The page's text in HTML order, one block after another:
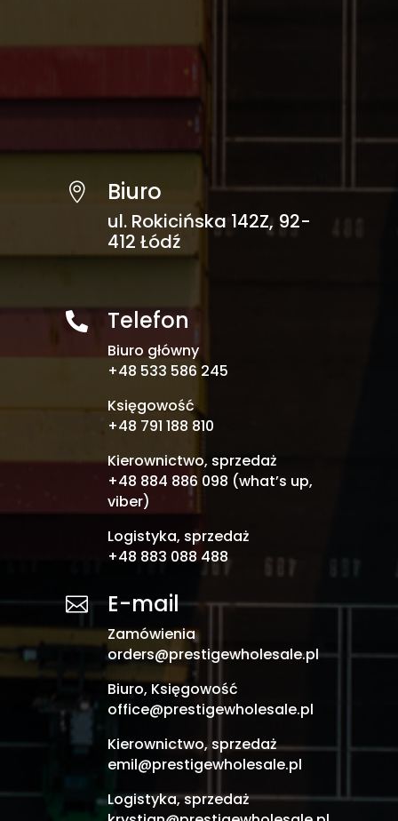
 Biuro
ul. Rokicińska 142Z, 92-
412 Łódź
 Telefon
Biuro główny
+48 533 586 245
Księgowość
+48 791 188 810
Kierownictwo, sprzedaż
+48 884 886 098 (what’s up,
viber)
Logistyka, sprzedaż
+48 883 088 488
 E-mail
Zamówienia
orders@prestigewholesale.pl
Biuro, Księgowość
office@prestigewholesale.pl
Kierownictwo, sprzedaż
emil@prestigewholesale.pl
Logistyka, sprzedaż